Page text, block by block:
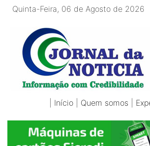
Quinta-Feira, 06 de Agosto de 2026
Início Quem somos